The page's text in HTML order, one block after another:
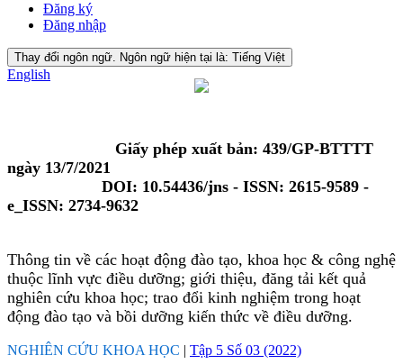
Đăng ký
Đăng nhập
Thay đổi ngôn ngữ. Ngôn ngữ hiện tại là: Tiếng Việt
English
Giấy phép xuất bản: 439/GP-BTTTT
ngày 13/7/2021
DOI: 10.54436/jns - ISSN: 2615-9589 -
e_ISSN: 2734-9632
Thông tin về các hoạt động đào tạo, khoa học & công nghệ
thuộc lĩnh vực điều dưỡng; giới thiệu, đăng tải kết quả
nghiên cứu khoa học; trao đổi kinh nghiệm trong hoạt
động đào tạo và bồi dưỡng kiến thức về điều dưỡng.
NGHIÊN CỨU KHOA HỌC | Tập 5 Số 03 (2022)